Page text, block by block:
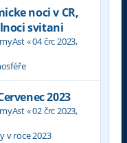
noci v CR,
svitani
«04 črc 2023,
2023
«02 črc 2023,
v roce 2023